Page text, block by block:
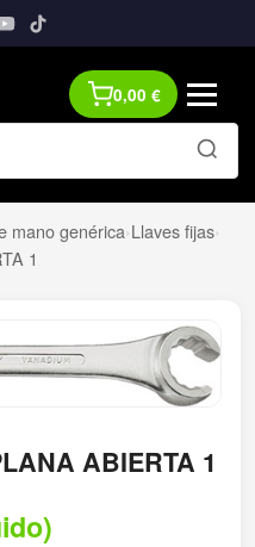
0,00 €
mano genérica›Llaves fijas›
1
ABIERTA 1